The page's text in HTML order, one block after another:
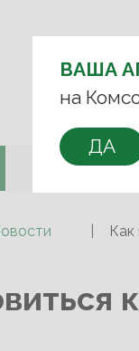
ВЫБЕРИТЕ
ВАША
на
ДА
+7 (993)
Доставка и
Как